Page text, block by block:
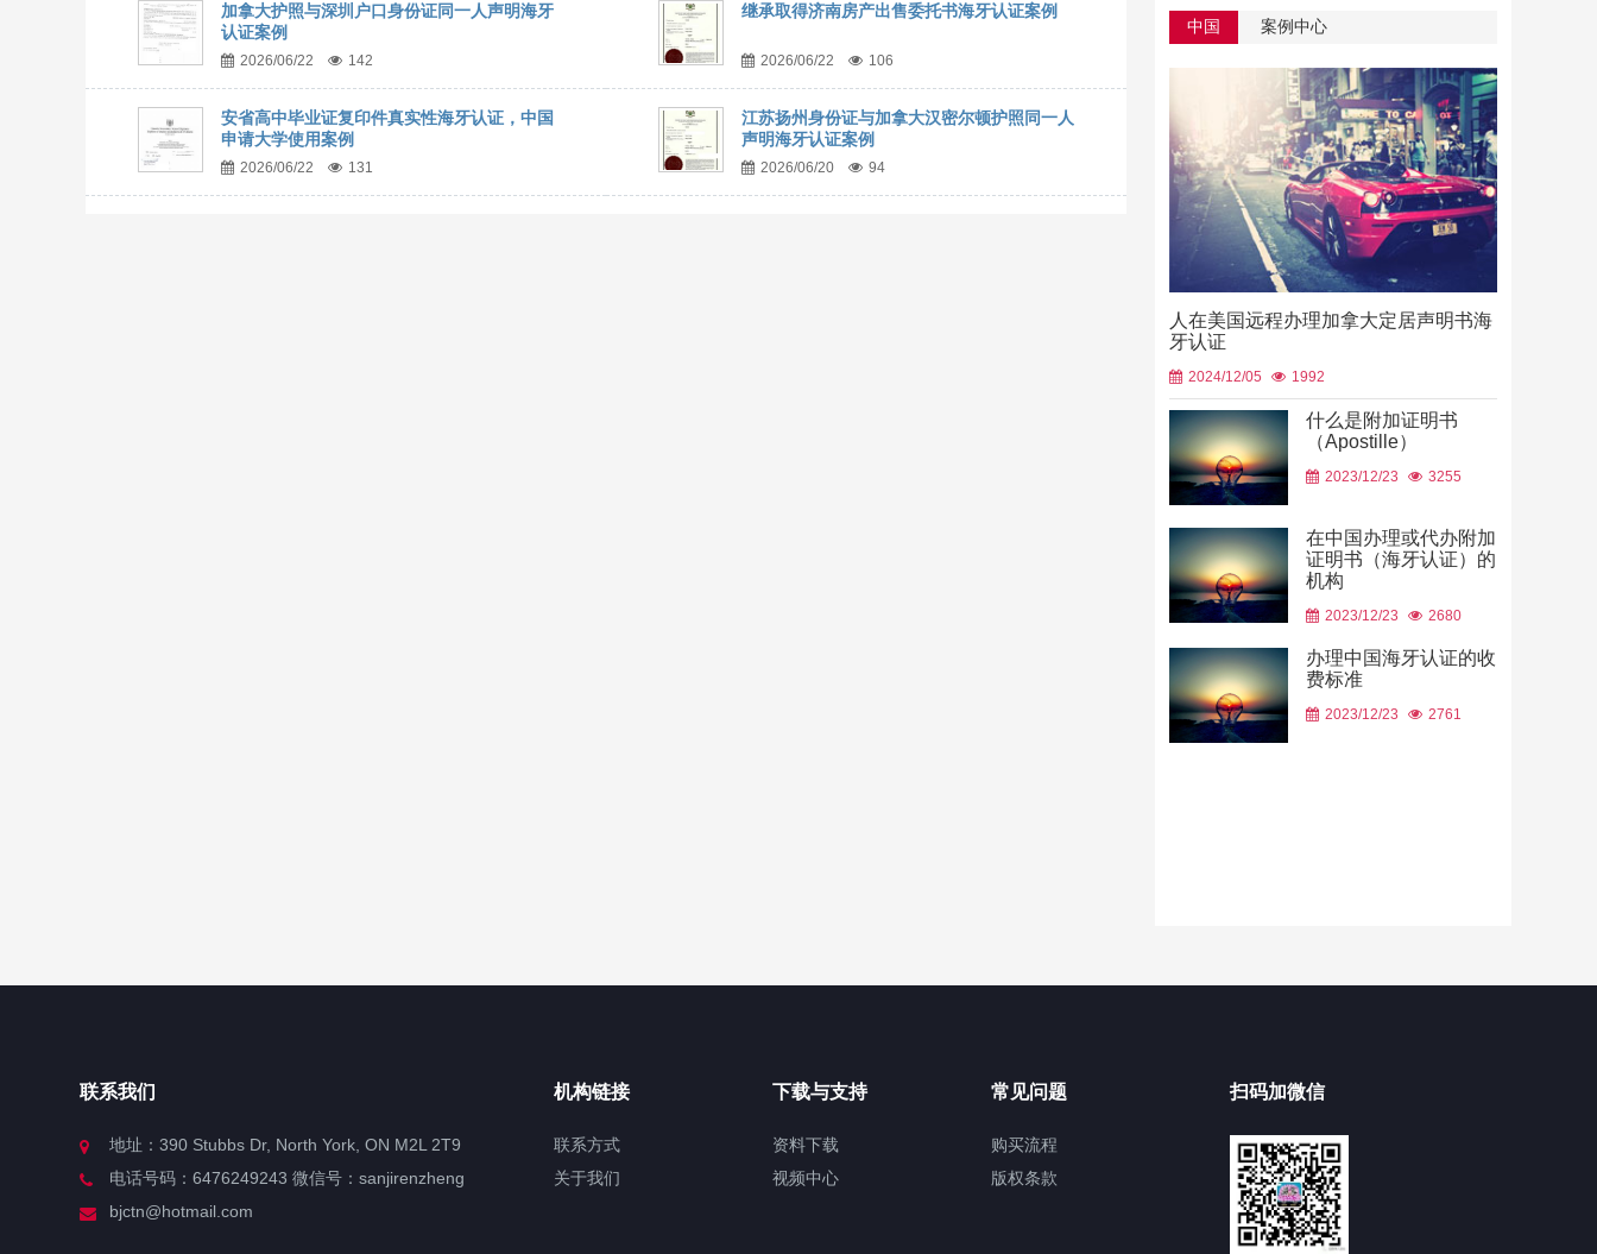
加拿大护照与深圳户口身份证同一人声明海牙
认证案例
2026/06/22 142
继承取得济南房产出售委托书海牙认证案例
2026/06/22 106
安省高中毕业证复印件真实性海牙认证，中国
申请大学使用案例
2026/06/22 131
江苏扬州身份证与加拿大汉密尔顿护照同一人
声明海牙认证案例
2026/06/20 94
中国 案例中心
人在美国远程办理加拿大定居声明书海
牙认证
2024/12/05 1992
什么是附加证明书
（Apostille）
2023/12/23 3255
在中国办理或代办附加
证明书（海牙认证）的
机构
2023/12/23 2680
办理中国海牙认证的收
费标准
2023/12/23 2761
联系我们
地址：390 Stubbs Dr, North York, ON M2L 2T9
电话号码：6476249243 微信号：sanjirenzheng
bjctn@hotmail.com
机构链接
联系方式
关于我们
下载与支持
资料下载
视频中心
常见问题
购买流程
版权条款
扫码加微信